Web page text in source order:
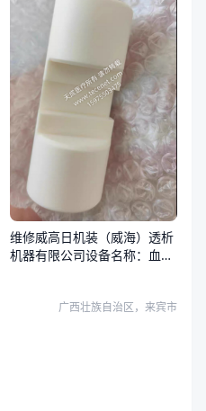
维修威高日机装（威海）透析
机器有限公司设备名称：血液
座X95-000300，复式泵柱塞
广西壮族自治区，来宾市